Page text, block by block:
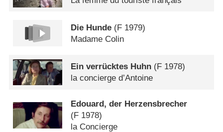
Die Hunde (F 1979)
Madame Colin
Ein verrücktes Huhn (F 1978)
la concierge d’Antoine
Edouard, der Herzensbrecher
(F 1978)
la Concierge